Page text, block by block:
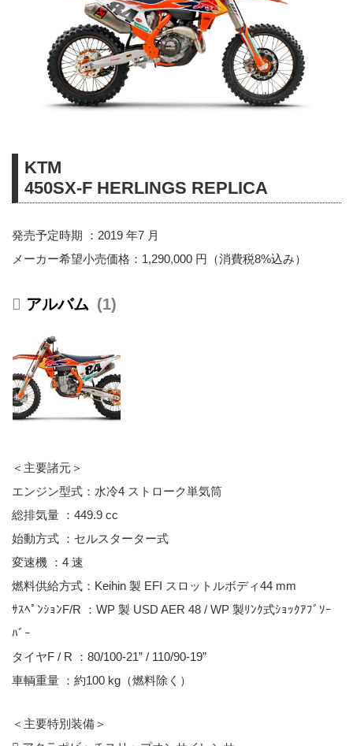
KTM
450SX-F HERLINGS REPLICA
発売予定時期 ：2019 年7 月
メーカー希望小売価格：1,290,000 円（消費税8%込み）
1
＜主要諸元＞
エンジン型式：水冷4 ストローク単気筒
総排気量 ：449.9 cc
始動方式 ：セルスターター式
変速機 ：4 速
燃料供給方式：Keihin 製 EFI スロットルボディ44 mm
ｻｽﾍﾟﾝｼｮﾝF/R ：WP 製 USD AER 48 / WP 製ﾘﾝｸ式ｼｮｯｸｱﾌﾞｿｰ
ﾊﾞｰ
タイヤF / R ：80/100-21” / 110/90-19”
車輌重量 ：約100 kg（燃料除く）
＜主要特別装備＞